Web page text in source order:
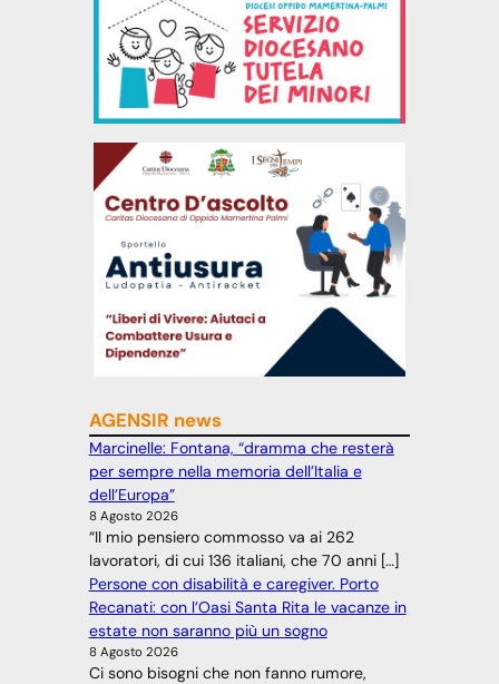
AGENSIR news
Marcinelle: Fontana, “dramma che resterà
per sempre nella memoria dell’Italia e
dell’Europa”
8 Agosto 2026
“Il mio pensiero commosso va ai 262
lavoratori, di cui 136 italiani, che 70 anni […]
Persone con disabilità e caregiver. Porto
Recanati: con l’Oasi Santa Rita le vacanze in
estate non saranno più un sogno
8 Agosto 2026
Ci sono bisogni che non fanno rumore,